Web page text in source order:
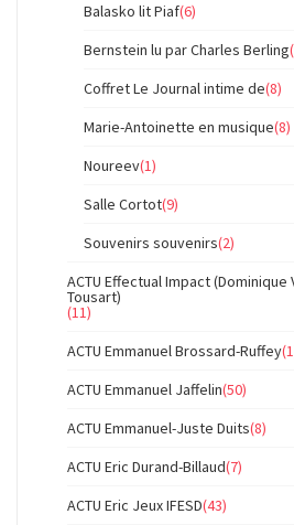
Balasko lit Piaf(6)
Bernstein lu par Charles Berling
Coffret Le Journal intime de(8)
Marie-Antoinette en musique(8)
Noureev(1)
Salle Cortot(9)
Souvenirs souvenirs(2)
ACTU Effectual Impact (Dominique
Tousart)
(11)
ACTU Emmanuel Brossard-Ruffey
ACTU Emmanuel Jaffelin(50)
ACTU Emmanuel-Juste Duits(8)
ACTU Eric Durand-Billaud(7)
ACTU Eric Jeux IFESD(43)